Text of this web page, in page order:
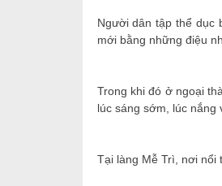
Người dân tập thể dục
mới bằng những điệu
Trong khi đó ở ngoại
lúc sáng sớm, lúc nắng
Tại làng Mễ Trì, nơi nổi